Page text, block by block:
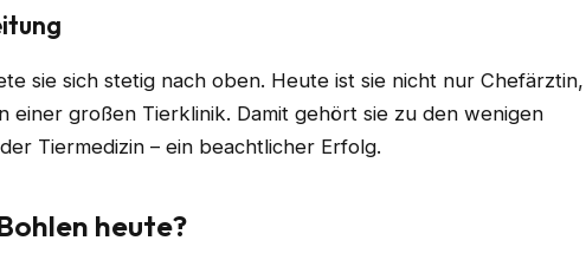
sie sich stetig nach oben. Heute ist sie nicht nur Chefärztin,
einer großen Tierklinik. Damit gehört sie zu den wenigen
Tiermedizin – ein beachtlicher Erfolg.
heute?